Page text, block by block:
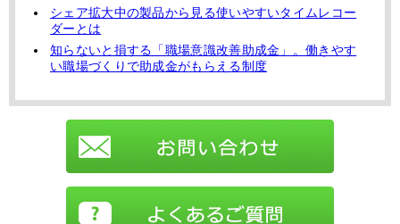
シェア拡大中の製品から見る使いやすいタイムレコー
ダーとは
知らないと損する「職場意識改善助成金」。働きやす
い職場づくりで助成金がもらえる制度